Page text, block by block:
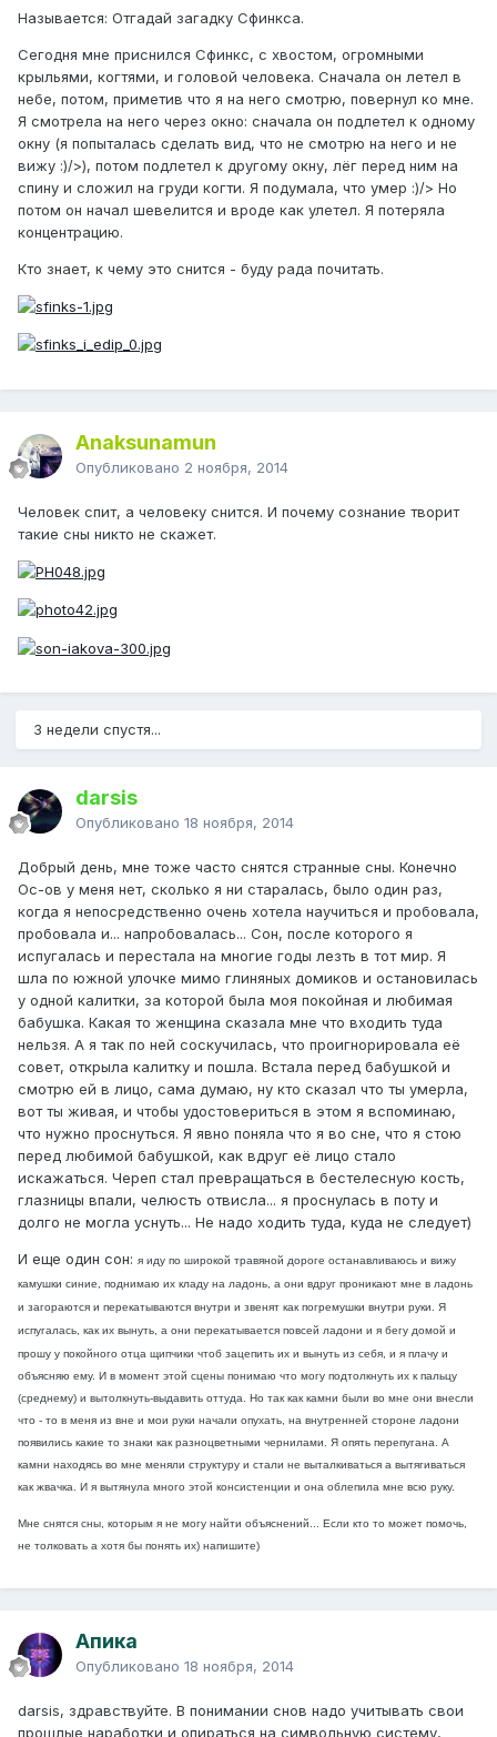
Называется: Отгадай загадку Сфинкса.
Сегодня мне приснился Сфинкс, с хвостом, огромными
крыльями, когтями, и головой человека. Сначала он летел в
небе, потом, приметив что я на него смотрю, повернул ко мне.
Я смотрела на него через окно: сначала он подлетел к одному
окну (я попыталась сделать вид, что не смотрю на него и не
вижу :)/>), потом подлетел к другому окну, лёг перед ним на
спину и сложил на груди когти. Я подумала, что умер :)/> Но
потом он начал шевелится и вроде как улетел. Я потеряла
концентрацию.
Кто знает, к чему это снится - буду рада почитать.
Anaksunamun
Опубликовано 2 ноября, 2014
Человек спит, а человеку снится. И почему сознание творит
такие сны никто не скажет.
3 недели спустя...
darsis
Опубликовано 18 ноября, 2014
Добрый день, мне тоже часто снятся странные сны. Конечно
Ос-ов у меня нет, сколько я ни старалась, было один раз,
когда я непосредственно очень хотела научиться и пробовала,
пробовала и... напробовалась... Сон, после которого я
испугалась и перестала на многие годы лезть в тот мир. Я
шла по южной улочке мимо глиняных домиков и остановилась
у одной калитки, за которой была моя покойная и любимая
бабушка. Какая то женщина сказала мне что входить туда
нельзя. А я так по ней соскучилась, что проигнорировала её
совет, открыла калитку и пошла. Встала перед бабушкой и
смотрю ей в лицо, сама думаю, ну кто сказал что ты умерла,
вот ты живая, и чтобы удостовериться в этом я вспоминаю,
что нужно проснуться. Я явно поняла что я во сне, что я стою
перед любимой бабушкой, как вдруг её лицо стало
искажаться. Череп стал превращаться в бестелесную кость,
глазницы впали, челюсть отвисла... я проснулась в поту и
долго не могла уснуть... Не надо ходить туда, куда не следует)
И еще один сон: я иду по широкой травяной дороге останавливаюсь и вижу
камушки синие, поднимаю их кладу на ладонь, а они вдруг проникают мне в ладонь
и загораются и перекатываются внутри и звенят как погремушки внутри руки. Я
испугалась, как их вынуть, а они перекатывается повсей ладони и я бегу домой и
прошу у покойного отца щипчики чтоб зацепить их и вынуть из себя, и я плачу и
объясняю ему. И в момент этой сцены понимаю что могу подтолкнуть их к пальцу
(среднему) и вытолкнуть-выдавить оттуда. Но так как камни были во мне они внесли
что - то в меня из вне и мои руки начали опухать, на внутренней стороне ладони
появились какие то знаки как разноцветными чернилами. Я опять перепугана. А
камни находясь во мне меняли структуру и стали не выталкиваться а вытягиваться
как жвачка. И я вытянула много этой консистенции и она облепила мне всю руку.
Мне снятся сны, которым я не могу найти объяснений... Если кто то может помочь,
не толковать а хотя бы понять их) напишите)
Апика
Опубликовано 18 ноября, 2014
darsis, здравствуйте. В понимании снов надо учитывать свои
прошлые наработки и опираться на символьную систему,